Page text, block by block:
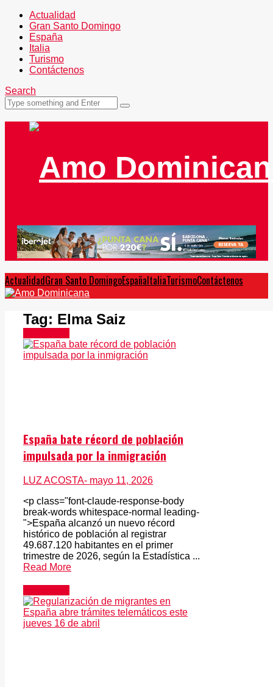
Actualidad
Gran Santo Domingo
España
Italia
Turismo
Contáctenos
Search
ActualidadGran Santo DomingoEspañaItaliaTurismoContáctenos
Tag: Elma Saiz
España bate récord de población
impulsada por la inmigración
LUZ ACOSTA- mayo 11, 2026
<p class="font-claude-response-body
break-words whitespace-normal leading-
">España alcanzó un nuevo récord
histórico de población al registrar
49.687.120 habitantes en el primer
trimestre de 2026, según la Estadística ...
Read More